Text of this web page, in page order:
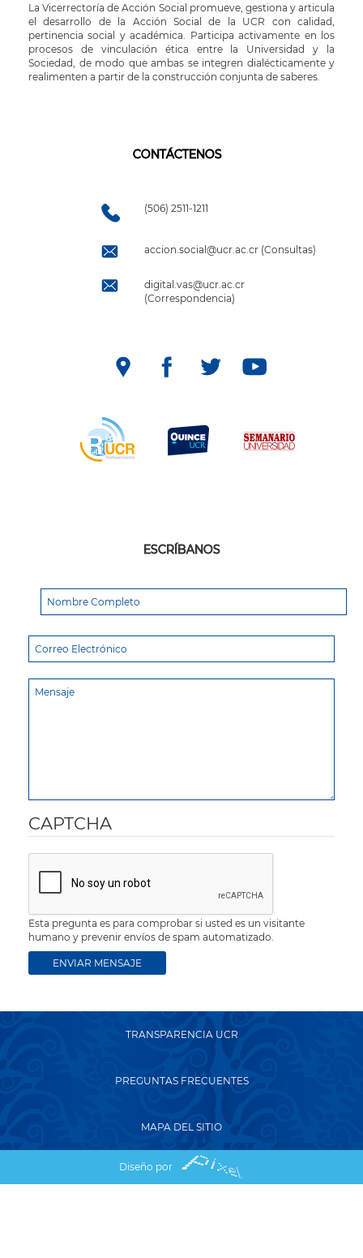
La Vicerrectoría de Acción Social promueve, gestiona y articula
el desarrollo de la Acción Social de la UCR con calidad,
pertinencia social y académica. Participa activamente en los
procesos de vinculación ética entre la Universidad y la
Sociedad, de modo que ambas se integren dialécticamente y
realimenten a partir de la construcción conjunta de saberes.
CONTÁCTENOS
(506) 2511-1211
accion.social@ucr.ac.cr (Consultas)
digital.vas@ucr.ac.cr
(Correspondencia)
ESCRÍBANOS
CAPTCHA
Esta pregunta es para comprobar si usted es un visitante
humano y prevenir envíos de spam automatizado.
TRANSPARENCIA UCR
PREGUNTAS FRECUENTES
MAPA DEL SITIO
Diseño por